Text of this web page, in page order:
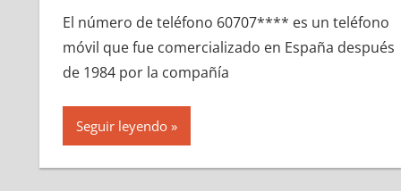
El número dе teléfono 60707**** es un teléfono
móvil quе fue comercializado en España después
dе 1984 pοr la compañía
Seguir leyendo